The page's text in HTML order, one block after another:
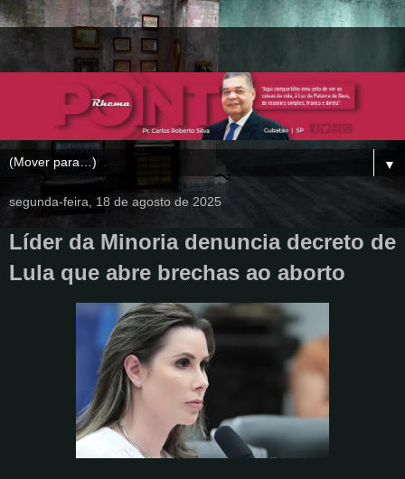
▼
segunda-feira, 18 de agosto de 2025
Líder da Minoria denuncia decreto de
Lula que abre brechas ao aborto